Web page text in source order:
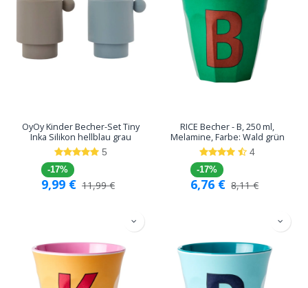
OyOy Kinder Becher-Set Tiny
Inka Silikon hellblau grau
5
-17%
9,99 € 11,99€
RICE Becher - B, 250 ml,
Melamine, Farbe: Wald grün
4
-17%
6,76 € 8,11€